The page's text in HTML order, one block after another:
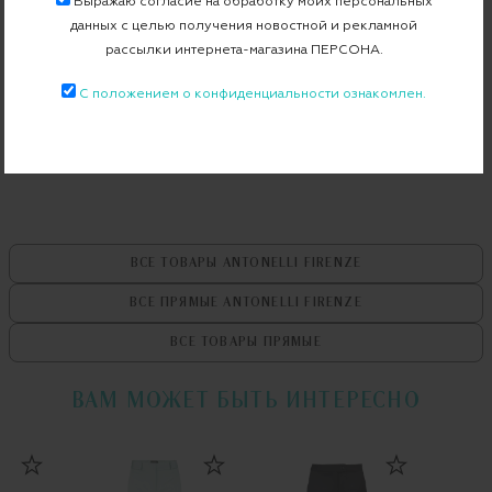
Артикул G8277J-794
Бесплатная примерка в пункте выдачи
ВСЕ ТОВАРЫ ANTONELLI FIRENZE
ВСЕ ПРЯМЫЕ ANTONELLI FIRENZE
ВСЕ ТОВАРЫ ПРЯМЫЕ
ВАМ МОЖЕТ БЫТЬ ИНТЕРЕСНО
данных с целью получения новостной и рекламной
рассылки интернета-магазина ПЕРСОНА.
С положением о конфиденциальности ознакомлен.